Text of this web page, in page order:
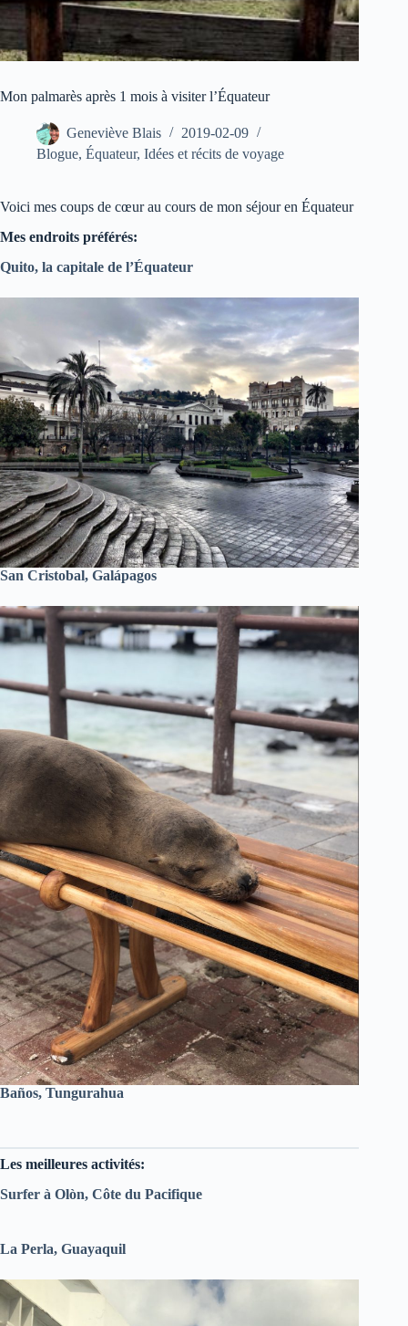
Mon palmarès après 1 mois à visiter l’Équateur
Geneviève Blais
2019-02-09
Blogue, Équateur, Idées et récits de voyage
Voici mes coups de cœur au cours de mon séjour en Équateur
Mes endroits préférés:
Quito, la capitale de l’Équateur
San Cristobal, Galápagos
Baños, Tungurahua
Les meilleures activités:
Surfer à Olòn, Côte du Pacifique
La Perla, Guayaquil